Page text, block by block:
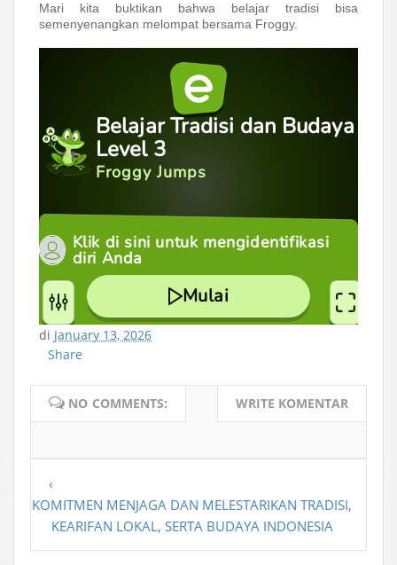
Mari kita buktikan bahwa belajar tradisi bisa
semenyenangkan melompat bersama Froggy.
#budaya
#melestarikanbudaya
#budayabangsa
#pancasila
di January 13, 2026
Share
NO COMMENTS: WRITE KOMENTAR
‹
KOMITMEN MENJAGA DAN MELESTARIKAN TRADISI,
KEARIFAN LOKAL, SERTA BUDAYA INDONESIA